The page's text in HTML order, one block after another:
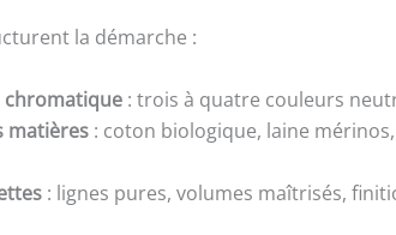
la démarche :
chromatique : trois à quatre couleurs
matières : coton biologique, laine
: lignes pures, volumes maîtrisés,